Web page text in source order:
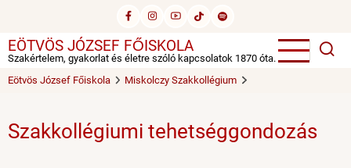
tartalomra
EÖTVÖS JÓZSEF FŐISKOLA
Szakértelem, gyakorlat és életre szóló kapcsolatok 1870 óta.
Eötvös József Főiskola
Miskolczy Szakkollégium
Szakkollégiumi tehetséggondozás